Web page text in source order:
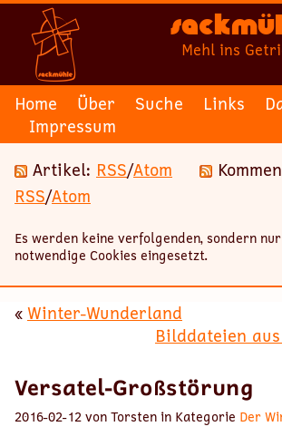
Mehl ins
Home Über Suche Links
Impressum
Artikel: RSS/Atom
RSS/Atom
Es werden keine verfolgenden, sondern
notwendige Cookies eingesetzt.
«Winter-Wunderland
Bilddateien
Versatel-Großstörung
2016-02-12 von Torsten in Kategorie Der